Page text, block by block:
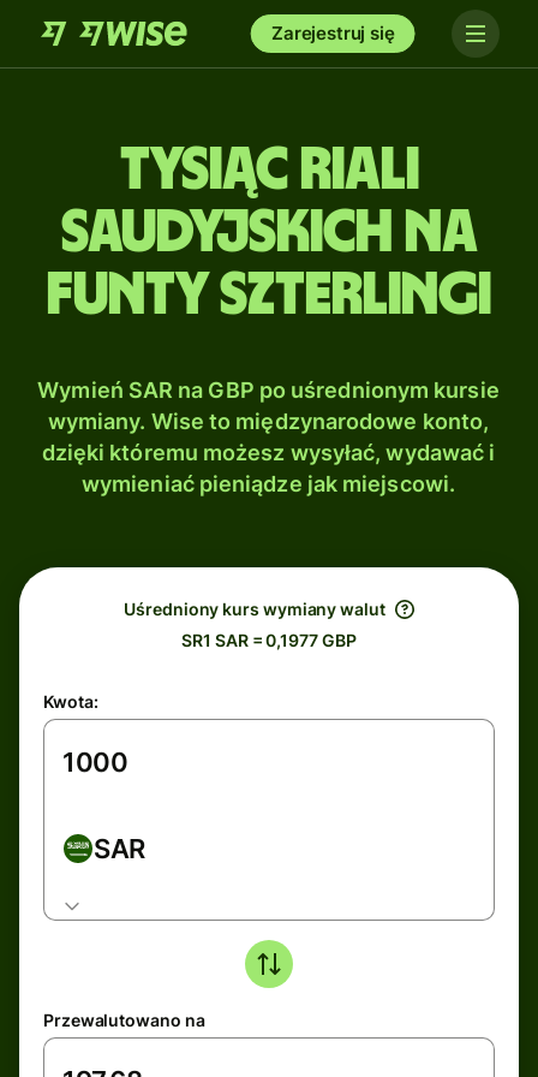
Zarejestruj się
tysiąc Riali
saudyjskich na
Funty szterlingi
Wymień SAR na GBP po uśrednionym kursie
wymiany. Wise to międzynarodowe konto,
dzięki któremu możesz wysyłać, wydawać i
wymieniać pieniądze jak miejscowi.
Uśredniony kurs wymiany walut
SR1 SAR = 0,1977 GBP
Kwota:
SAR
Przewalutowano na